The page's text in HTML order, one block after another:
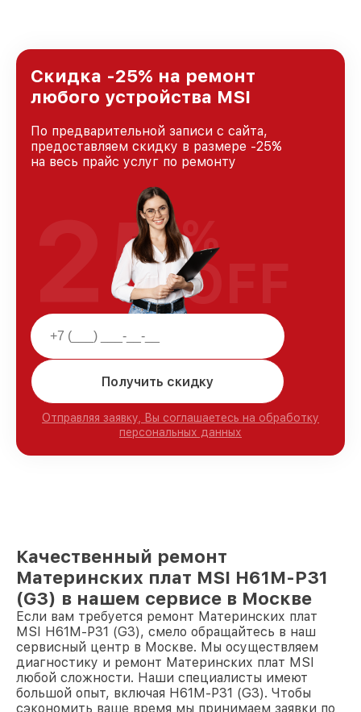
и лояльности наших клиентов.
Скидка -25% на ремонт
любого устройства MSI
По предварительной записи с сайта,
предоставляем скидку в размере -25%
на весь прайс услуг по ремонту
Получить скидку
Отправляя заявку, Вы соглашаетесь на обработку
персональных данных
25%
OFF
Качественный ремонт
Материнских плат MSI H61M-P31
(G3) в нашем сервисе в Москве
Если вам требуется ремонт Материнских плат
MSI H61M-P31 (G3), смело обращайтесь в наш
сервисный центр в Москве. Мы осуществляем
диагностику и ремонт Материнских плат MSI
любой сложности. Наши специалисты имеют
большой опыт, включая H61M-P31 (G3). Чтобы
сэкономить ваше время мы принимаем заявки по